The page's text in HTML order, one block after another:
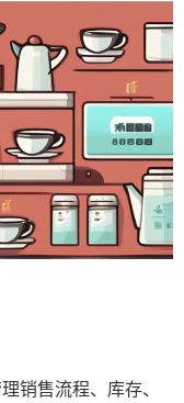
销售流程、库存、